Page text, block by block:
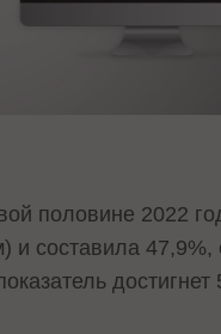
половине 2022
и составила
достигнет